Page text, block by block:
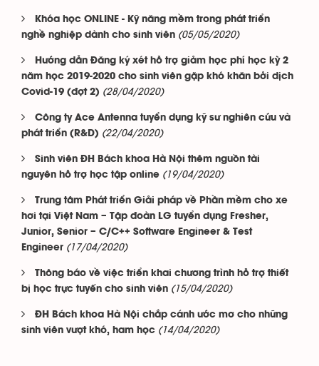
Khóa học ONLINE - Kỹ năng mềm trong phát triển
nghề nghiệp dành cho sinh viên (05/05/2020)
Hướng dẫn Đăng ký xét hỗ trợ giảm học phí học kỳ 2
năm học 2019-2020 cho sinh viên gặp khó khăn bởi dịch
Covid-19 (đợt 2) (28/04/2020)
Công ty Ace Antenna tuyển dụng kỹ sư nghiên cứu và
phát triển (R&D) (22/04/2020)
Sinh viên ĐH Bách khoa Hà Nội thêm nguồn tài
nguyên hỗ trợ học tập online (19/04/2020)
Trung tâm Phát triển Giải pháp về Phần mềm cho xe
hơi tại Việt Nam – Tập đoàn LG tuyển dụng Fresher,
Junior, Senior – C/C++ Software Engineer & Test
Engineer (17/04/2020)
Thông báo về việc triển khai chương trình hỗ trợ thiết
bị học trực tuyến cho sinh viên (15/04/2020)
ĐH Bách khoa Hà Nội chắp cánh ước mơ cho những
sinh viên vượt khó, ham học (14/04/2020)